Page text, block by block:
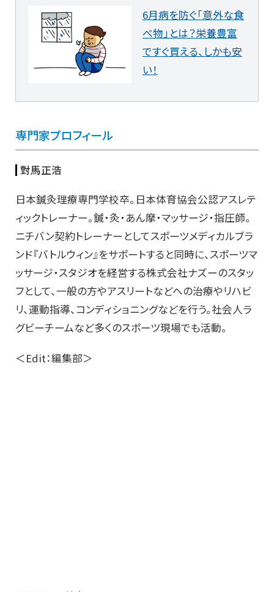
6月病を防ぐ「意外な食
べ物」とは？栄養豊富
ですぐ買える、しかも安
い！
専門家プロフィール
對馬正浩
日本鍼灸理療専門学校卒。日本体育協会公認アスレテ
ィックトレーナー。鍼・灸・あん摩・マッサージ・指圧師。
ニチバン契約トレーナーとしてスポーツメディカルブラ
ンド『バトルウィン』をサポートすると同時に、スポーツマ
ッサージ・スタジオを経営する株式会社ナズーのスタッ
フとして、一般の方やアスリートなどへの治療やリハビ
リ、運動指導、コンディショニングなどを行う。社会人ラ
グビーチームなど多くのスポーツ現場でも活動。
＜Edit：編集部＞